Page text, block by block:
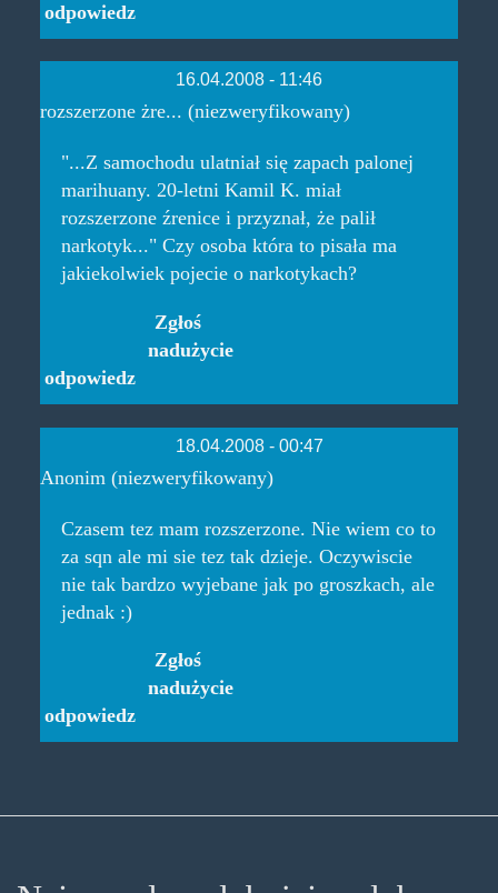
odpowiedz
16.04.2008 - 11:46
rozszerzone żre... (niezweryfikowany)
"...Z samochodu ulatniał się zapach palonej
marihuany. 20-letni Kamil K. miał
rozszerzone źrenice i przyznał, że palił
narkotyk..." Czy osoba która to pisała ma
jakiekolwiek pojecie o narkotykach?
odpowiedz
Zgłoś
nadużycie
18.04.2008 - 00:47
Anonim (niezweryfikowany)
Czasem tez mam rozszerzone. Nie wiem co to
za sqn ale mi sie tez tak dzieje. Oczywiscie
nie tak bardzo wyjebane jak po groszkach, ale
jednak :)
odpowiedz
Zgłoś
nadużycie